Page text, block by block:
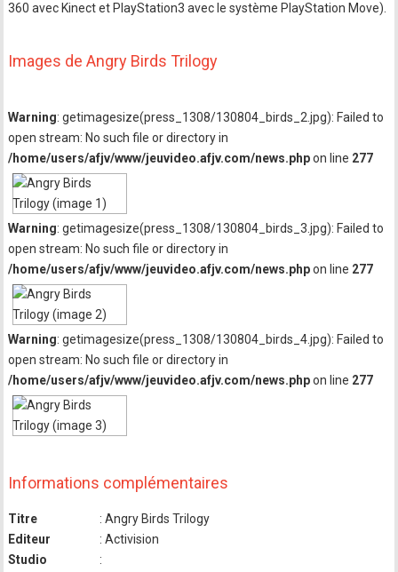
360 avec Kinect et PlayStation3 avec le système PlayStation Move).
Images de Angry Birds Trilogy
Warning: getimagesize(press_1308/130804_birds_2.jpg): Failed to
open stream: No such file or directory in
/home/users/afjv/www/jeuvideo.afjv.com/news.phpon line 277
Warning: getimagesize(press_1308/130804_birds_3.jpg): Failed to
open stream: No such file or directory in
/home/users/afjv/www/jeuvideo.afjv.com/news.phpon line 277
Warning: getimagesize(press_1308/130804_birds_4.jpg): Failed to
open stream: No such file or directory in
/home/users/afjv/www/jeuvideo.afjv.com/news.phpon line 277
Informations complémentaires
Titre
: Angry Birds Trilogy
Editeur
: Activision
Studio
: